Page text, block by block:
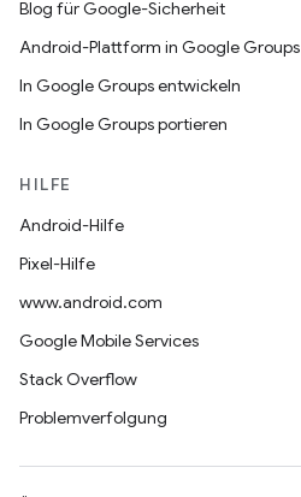
Blog für Google-Sicherheit
Android-Plattform in Google Groups
In Google Groups entwickeln
In Google Groups portieren
HILFE
Android-Hilfe
Pixel-Hilfe
www.android.com
Google Mobile Services
Stack Overflow
Problemverfolgung